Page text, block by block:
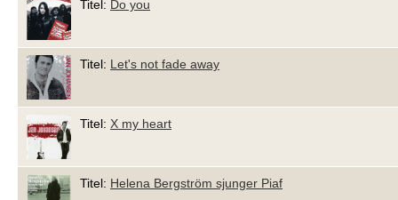
Titel: Do you
Titel: Let's not fade away
Titel: X my heart
Titel: Helena Bergström sjunger Piaf